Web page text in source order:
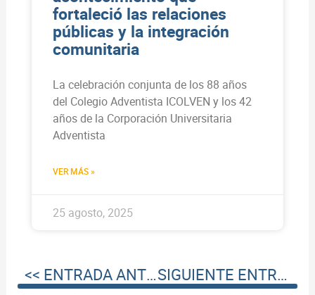
fortaleció las relaciones
públicas y la integración
comunitaria
La celebración conjunta de los 88 años
del Colegio Adventista ICOLVEN y los 42
años de la Corporación Universitaria
Adventista
VER MÁS »
25 agosto, 2025
<< ENTRADA ANTERIOR SIGUIENTE ENTRADA >>